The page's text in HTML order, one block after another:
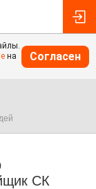
на
Согласен
СК